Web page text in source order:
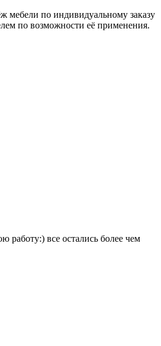
мебели по индивидуальному заказу
по возможности её применения.
работу:) все остались более чем